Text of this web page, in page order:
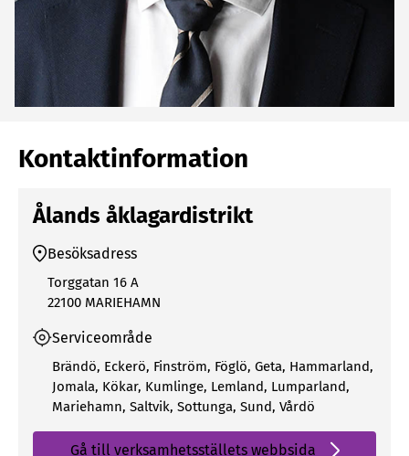
Kontaktinformation
Ålands åklagardistrikt
Besöksadress
Torggatan 16 A
22100 MARIEHAMN
Serviceområde
Brändö, Eckerö, Finström, Föglö, Geta, Hammarland,
Jomala, Kökar, Kumlinge, Lemland, Lumparland,
Mariehamn, Saltvik, Sottunga, Sund, Vårdö
Gå till verksamhetsställets webbsida